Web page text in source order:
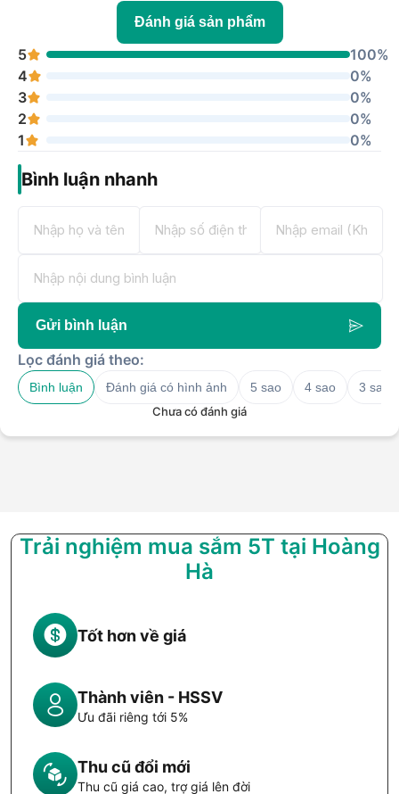
Đánh giá sản phẩm
5
100%
4
0%
3
0%
2
0%
1
0%
Bình luận nhanh
Gửi bình luận
Lọc đánh giá theo:
Bình luận Đánh giá có hình ảnh 5 sao 4 sao
3 sao
Chưa có đánh giá
Trải nghiệm mua sắm 5T tại Hoàng
Hà
Tốt hơn về giá
Thành viên - HSSV
Ưu đãi riêng tới 5%
Thu cũ đổi mới
Thu cũ giá cao, trợ giá lên đời